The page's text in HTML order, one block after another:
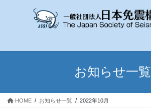
お知らせ一覧
HOME お知らせ一覧 2022年10月